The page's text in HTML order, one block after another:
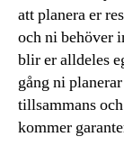
att planera er
och ni behöver
blir er alldeles
gång ni
tillsammans
kommer